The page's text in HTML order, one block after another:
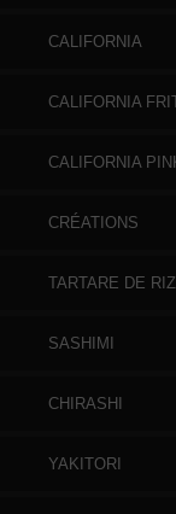
CALIFORNIA
CALIFORNIA
CALIFORNIA
CRÉATIONS
TARTARE DE RIZ
SASHIMI
CHIRASHI
YAKITORI